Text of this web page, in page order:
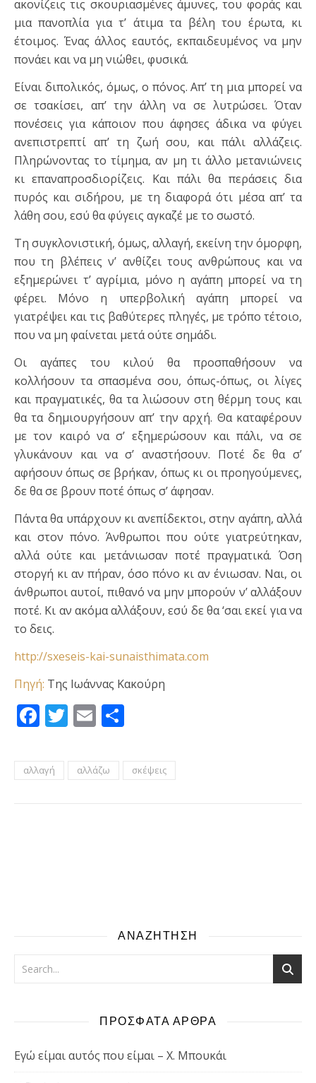
ακονίζεις τις σκουριασμένες άμυνες, του φοράς και
μια πανοπλία για τ’ άτιμα τα βέλη του έρωτα, κι
έτοιμος. Ένας άλλος εαυτός, εκπαιδευμένος να μην
πονάει και να μη νιώθει, φυσικά.
Είναι διπολικός, όμως, ο πόνος. Απ’ τη μια μπορεί να
σε τσακίσει, απ’ την άλλη να σε λυτρώσει. Όταν
πονέσεις για κάποιον που άφησες άδικα να φύγει
ανεπιστρεπτί απ’ τη ζωή σου, και πάλι αλλάζεις.
Πληρώνοντας το τίμημα, αν μη τι άλλο μετανιώνεις
κι επαναπροσδιορίζεις. Και πάλι θα περάσεις δια
πυρός και σιδήρου, με τη διαφορά ότι μέσα απ’ τα
λάθη σου, εσύ θα φύγεις αγκαζέ με το σωστό.
Τη συγκλονιστική, όμως, αλλαγή, εκείνη την όμορφη,
που τη βλέπεις ν’ ανθίζει τους ανθρώπους και να
εξημερώνει τ’ αγρίμια, μόνο η αγάπη μπορεί να τη
φέρει. Μόνο η υπερβολική αγάπη μπορεί να
γιατρέψει και τις βαθύτερες πληγές, με τρόπο τέτοιο,
που να μη φαίνεται μετά ούτε σημάδι.
Οι αγάπες του κιλού θα προσπαθήσουν να
κολλήσουν τα σπασμένα σου, όπως-όπως, οι λίγες
και πραγματικές, θα τα λιώσουν στη θέρμη τους και
θα τα δημιουργήσουν απ’ την αρχή. Θα καταφέρουν
με τον καιρό να σ’ εξημερώσουν και πάλι, να σε
γλυκάνουν και να σ’ αναστήσουν. Ποτέ δε θα σ’
αφήσουν όπως σε βρήκαν, όπως κι οι προηγούμενες,
δε θα σε βρουν ποτέ όπως σ’ άφησαν.
Πάντα θα υπάρχουν κι ανεπίδεκτοι, στην αγάπη, αλλά
και στον πόνο. Άνθρωποι που ούτε γιατρεύτηκαν,
αλλά ούτε και μετάνιωσαν ποτέ πραγματικά. Όση
στοργή κι αν πήραν, όσο πόνο κι αν ένιωσαν. Ναι, οι
άνθρωποι αυτοί, πιθανό να μην μπορούν ν’ αλλάξουν
ποτέ. Κι αν ακόμα αλλάξουν, εσύ δε θα ‘σαι εκεί για να
το δεις.
http://sxeseis-kai-sunaisthimata.com
Πηγή: Της Ιωάννας Κακούρη
Facebook
Twitter
Email
αλλαγή αλλάζω σκέψεις
ΑΝΑΖΗΤΗΣΗ
ΠΡΟΣΦΑΤΑ ΑΡΘΡΑ
Εγώ είμαι αυτός που είμαι – Χ. Μπουκάι